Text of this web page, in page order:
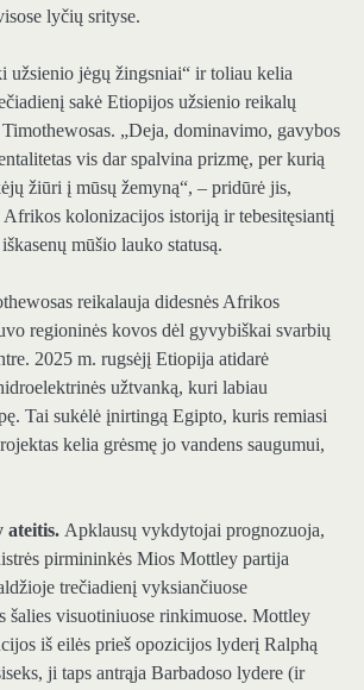
lyčių srityse.
užsienio jėgų žingsniai“ ir toliau kelia
sakė Etiopijos užsienio reikalų
„Deja, dominavimo, gavybos
vis dar spalvina prizmę, per kurią
žiūri į mūsų žemyną“, – pridūrė jis,
Afrikos kolonizacijos istoriją ir tebesitęsiantį
mūšio lauko statusą.
reikalauja didesnės Afrikos
regioninės kovos dėl gyvybiškai svarbių
2025 m. rugsėjį Etiopija atidarė
užtvanką, kuri labiau
Tai sukėlė įnirtingą Egipto, kuris remiasi
kelia grėsmę jo vandens saugumui,
ateitis. Apklausų vykdytojai prognozuoja,
pirmininkės Mios Mottley partija
trečiadienį vyksiančiuose
šalies visuotiniuose rinkimuose. Mottley
iš eilės prieš opozicijos lyderį Ralphą
ji taps antrąja Barbadoso lydere (ir